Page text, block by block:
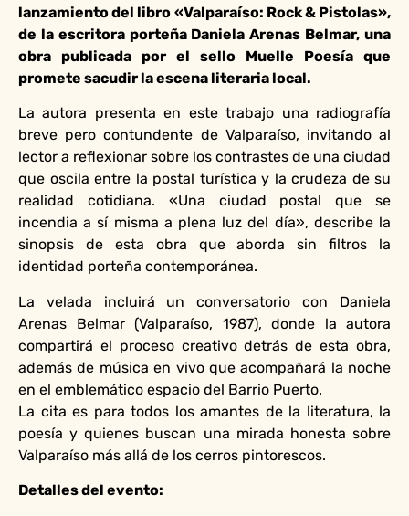
lanzamiento del libro «Valparaíso: Rock & Pistolas»,
de la escritora porteña Daniela Arenas Belmar, una
obra publicada por el sello Muelle Poesía que
promete sacudir la escena literaria local.
La autora presenta en este trabajo una radiografía
breve pero contundente de Valparaíso, invitando al
lector a reflexionar sobre los contrastes de una ciudad
que oscila entre la postal turística y la crudeza de su
realidad cotidiana. «Una ciudad postal que se
incendia a sí misma a plena luz del día», describe la
sinopsis de esta obra que aborda sin filtros la
identidad porteña contemporánea.
La velada incluirá un conversatorio con Daniela
Arenas Belmar (Valparaíso, 1987), donde la autora
compartirá el proceso creativo detrás de esta obra,
además de música en vivo que acompañará la noche
en el emblemático espacio del Barrio Puerto.
La cita es para todos los amantes de la literatura, la
poesía y quienes buscan una mirada honesta sobre
Valparaíso más allá de los cerros pintorescos.
Detalles del evento: